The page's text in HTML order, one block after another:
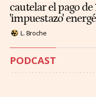
cautelar el pago
'impuestazo'
L. Broche
PODCAST